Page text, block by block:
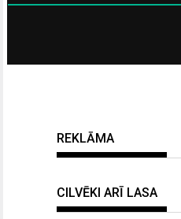
REKLĀMA
CILVĒKI ARĪ LASA